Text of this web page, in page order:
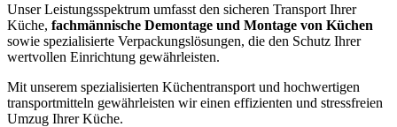
Unser Leistungsspektrum umfasst den sicheren Transport Ihrer
Küche, fachmännische Demontage und Montage von Küchen
sowie spezialisierte Verpackungslösungen, die den Schutz Ihrer
wertvollen Einrichtung gewährleisten.
Mit unserem spezialisierten Küchentransport und hochwertigen
transportmitteln gewährleisten wir einen effizienten und stressfreien
Umzug Ihrer Küche.